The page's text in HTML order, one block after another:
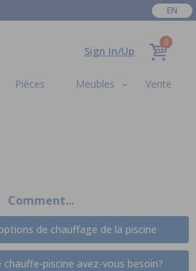
EN
Sign In/Up
0
Pièces Meubles Vente
Comment...
de chauffage de la piscine
chauffe-piscine avez-vous besoin?